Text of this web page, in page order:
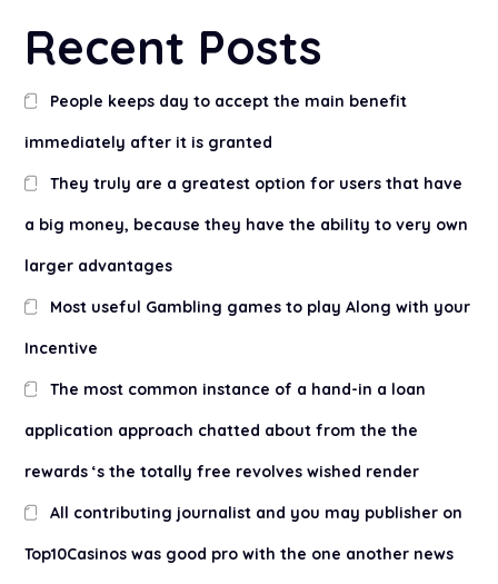
Recent Posts
People keeps day to accept the main benefit
immediately after it is granted
They truly are a greatest option for users that have
a big money, because they have the ability to very own
larger advantages
Most useful Gambling games to play Along with your
Incentive
The most common instance of a hand-in a loan
application approach chatted about from the the
rewards ‘s the totally free revolves wished render
All contributing journalist and you may publisher on
Top10Casinos was good pro with the one another news